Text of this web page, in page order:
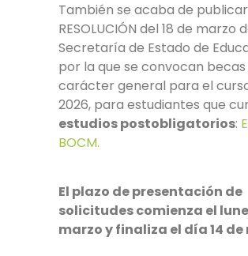
También se acaba de
RESOLUCIÓN del 18 de marzo
Secretaría de Estado de
por la que se convocan becas
carácter general para el
2026, para estudiantes que
estudios postobligatorios:
BOCM.
El plazo de presentación de
solicitudes comienza el
marzo y finaliza el día 14 de